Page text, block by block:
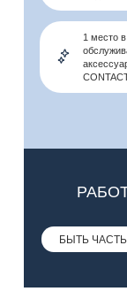
1 место
БЫТЬ